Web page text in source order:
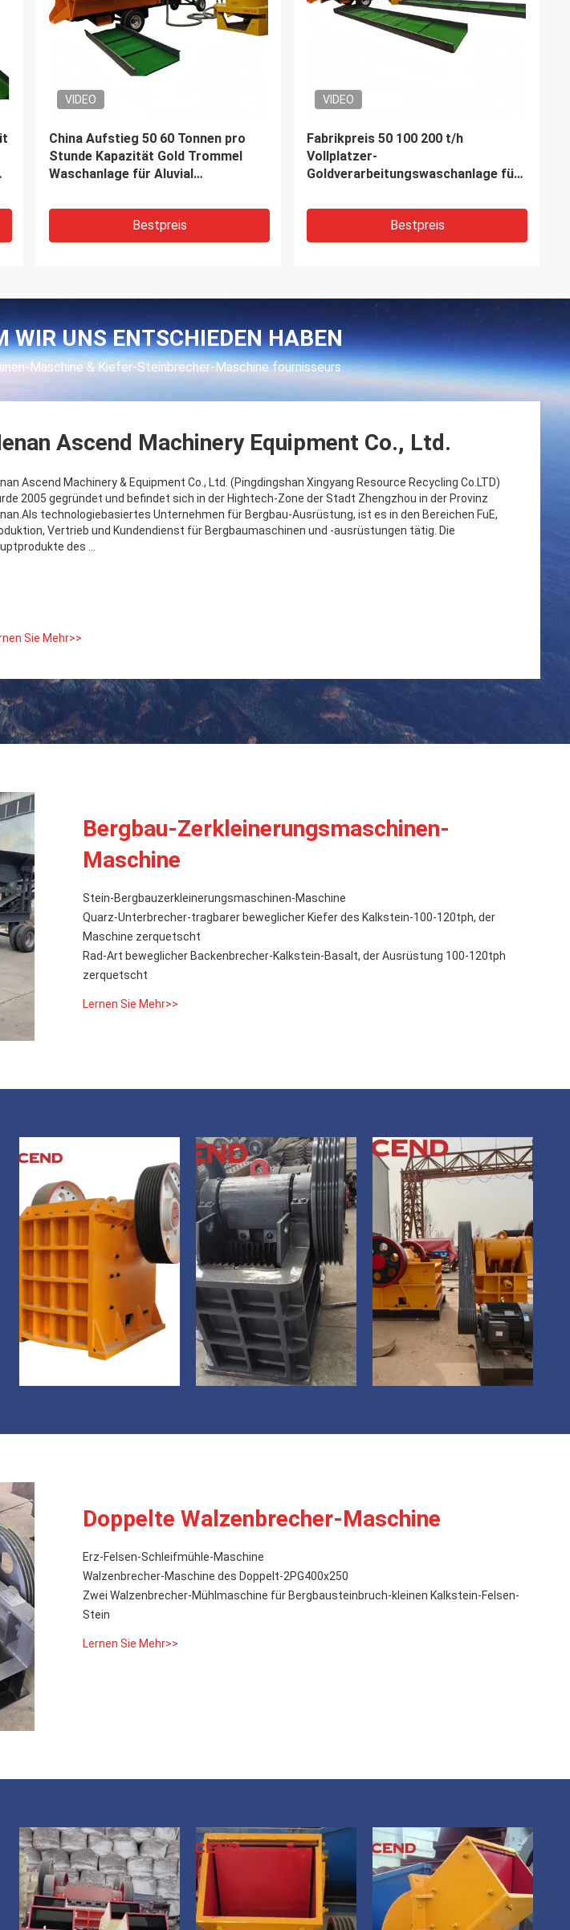
Granit-Fluss-Stein-hydraulischer
Kegelbrecher
Bestpreis
VIDEO
Bergwerk-kleine
Steinbackenbrecher PET 400*600
Dieselmotor-mobile
Bestpreis
WIR UNS ENTSCHIEDEN HABEN
Maschine & Kiefer-Steinbrecher-Maschine fournisseurs
Ascend Machinery Equipment Co., Ltd.
Ascend Machinery & Equipment Co., Ltd. (Pingdingshan Xingyang Resource Recycling Co.LTD)
2005 gegründet und befindet sich in der Hightech-Zone der Stadt Zhengzhou in der Provinz
technologiebasiertes Unternehmen für Bergbau-Ausrüstung, ist es in den Bereichen FuE,
Vertrieb und Kundendienst für Bergbaumaschinen und -ausrüstungen tätig. Die
des ...
Sie Mehr>>
Bergbau-Zerkleinerungsmaschinen-
Maschine
Stein-Bergbauzerkleinerungsmaschinen-Maschine
Quarz-Unterbrecher-tragbarer beweglicher Kiefer des Kalkstein-100-120tph, der
Maschine zerquetscht
Rad-Art beweglicher Backenbrecher-Kalkstein-Basalt, der Ausrüstung 100-120tph
zerquetscht
Lernen Sie Mehr>>
Doppelte Walzenbrecher-Maschine
Erz-Felsen-Schleifmühle-Maschine
Walzenbrecher-Maschine des Doppelt-2PG400x250
Zwei Walzenbrecher-Mühlmaschine für Bergbausteinbruch-kleinen Kalkstein-Felsen-
Stein
Lernen Sie Mehr>>